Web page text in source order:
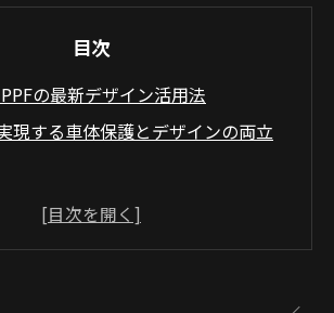
目次
の最新デザイン活用法
現する車体保護とデザインの両立
クションフィルムの魅力とPPFの基